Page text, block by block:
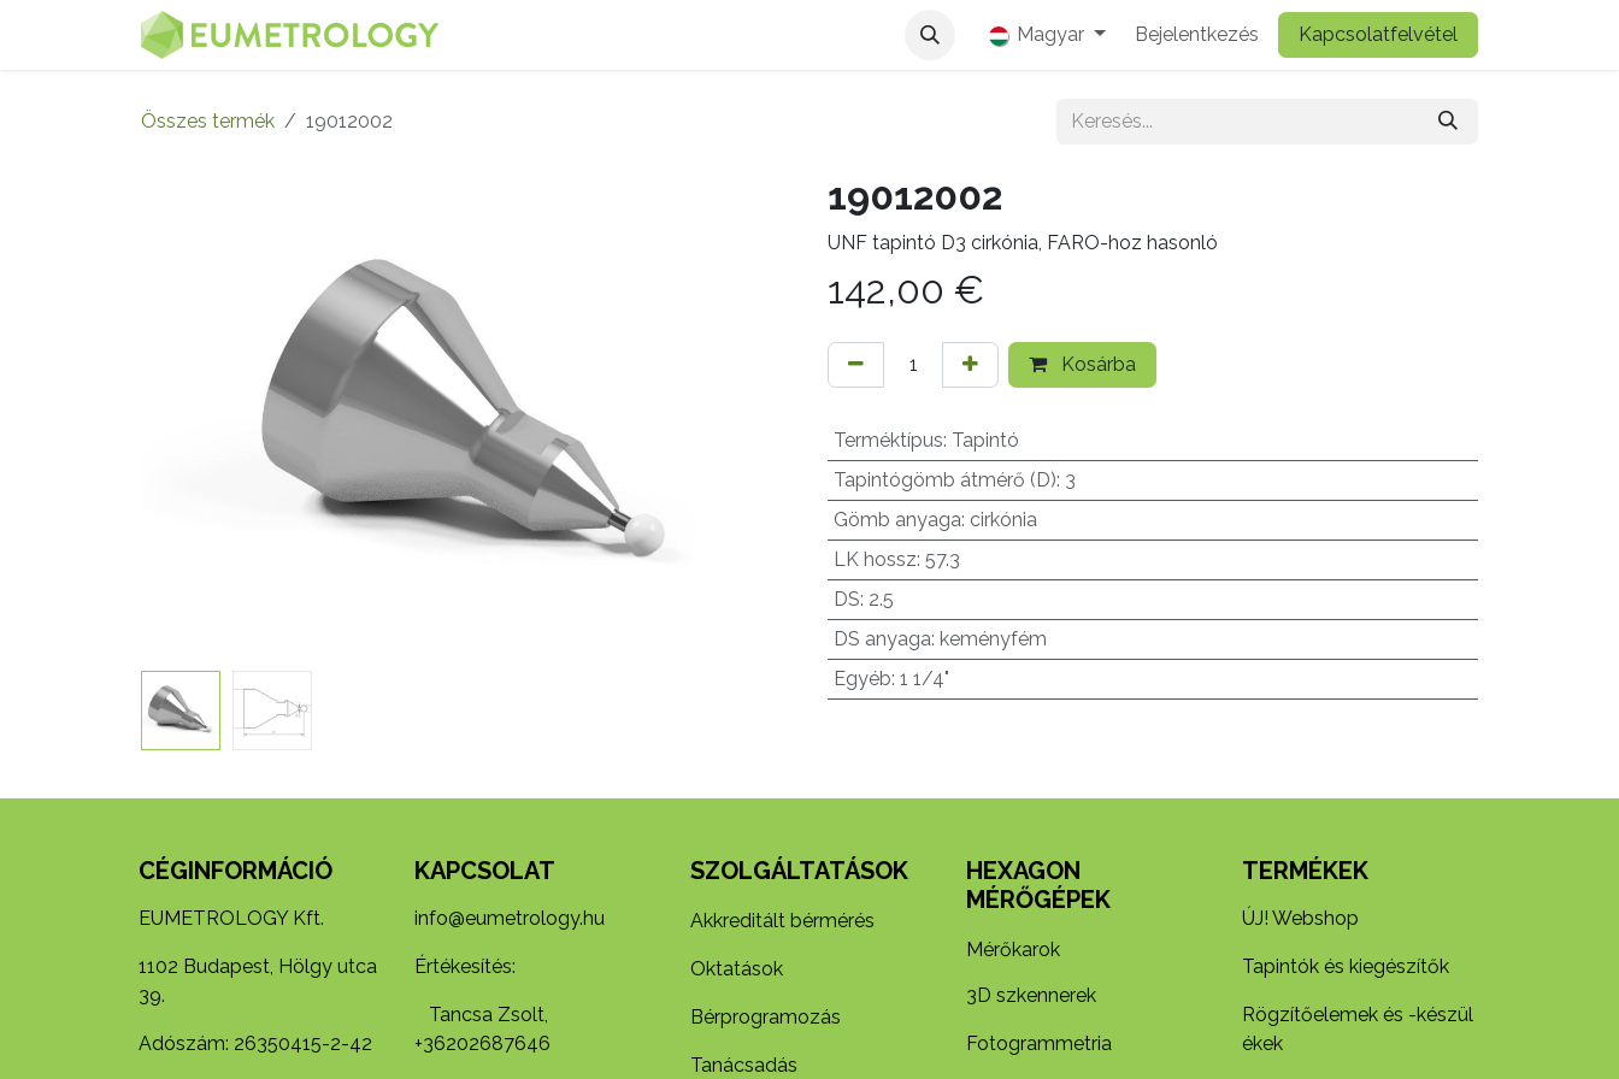
Kihagyás és továbblépés a tartalomhoz
Magyar Bejelentkezés Kapcsolatfelvétel
Összes termék 19012002
19012002
UNF tapintó D3 cirkónia, FARO-hoz hasonló
142,00 €
Kosárba
Terméktípus: Tapintó
Tapintógömb átmérő (D): 3
Gömb anyaga: cirkónia
LK hossz: 57.3
DS: 2.5
DS anyaga: keményfém
Egyéb: 1 1/4"
CÉGINFORMÁCIÓ
EUMETROLOGY Kft.
1102 Budapest, Hölgy utca
39.
Adószám: 26350415-2-42
KAPCSOLAT
info@eumetrology.hu
Értékesítés:
Tancsa Zsolt,
+36202687646
SZOLGÁLTATÁSOK
Akkreditált bérmérés
Oktatások
Bérprogramozás
Tanácsadás
HEXAGON
MÉRŐGÉPEK
Mérőkarok
3D szkennerek
Fotogrammetria
TERMÉKEK
ÚJ! Webshop
Tapintók és kiegészítők
Rögzítőelemek és -készül​
ékek